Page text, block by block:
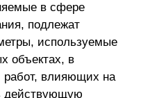
в сфере
подлежат
используемые
объектах, в
работ, влияющих на
действующую